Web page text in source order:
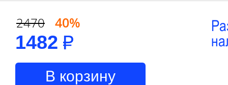
2470 40%
1482
В корзину